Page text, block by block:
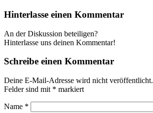
Hinterlasse einen Kommentar
An der Diskussion beteiligen?
Hinterlasse uns deinen Kommentar!
Schreibe einen Kommentar
Deine E-Mail-Adresse wird nicht veröffentlicht.
Felder sind mit * markiert
Name *